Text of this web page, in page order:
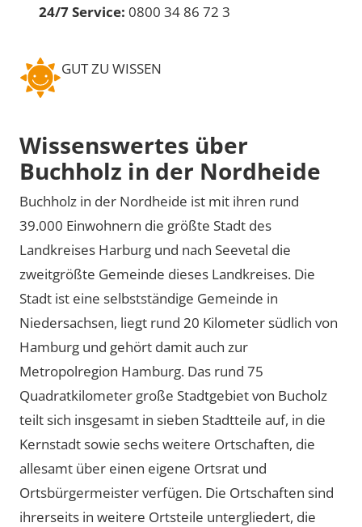
24/7 Service: 0800 34 86 72 3
GUT ZU WISSEN
Wissenswertes über
Buchholz in der Nordheide
Buchholz in der Nordheide ist mit ihren rund
39.000 Einwohnern die größte Stadt des
Landkreises Harburg und nach Seevetal die
zweitgrößte Gemeinde dieses Landkreises. Die
Stadt ist eine selbstständige Gemeinde in
Niedersachsen, liegt rund 20 Kilometer südlich von
Hamburg und gehört damit auch zur
Metropolregion Hamburg. Das rund 75
Quadratkilometer große Stadtgebiet von Bucholz
teilt sich insgesamt in sieben Stadtteile auf, in die
Kernstadt sowie sechs weitere Ortschaften, die
allesamt über einen eigene Ortsrat und
Ortsbürgermeister verfügen. Die Ortschaften sind
ihrerseits in weitere Ortsteile untergliedert, die